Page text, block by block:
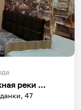
Апартаменты на улице Набережная реки Магаданки 47
47